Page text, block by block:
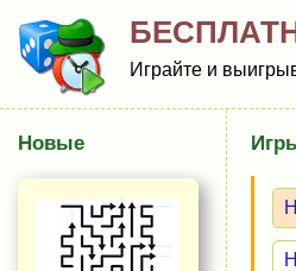
Играйте и
Новые